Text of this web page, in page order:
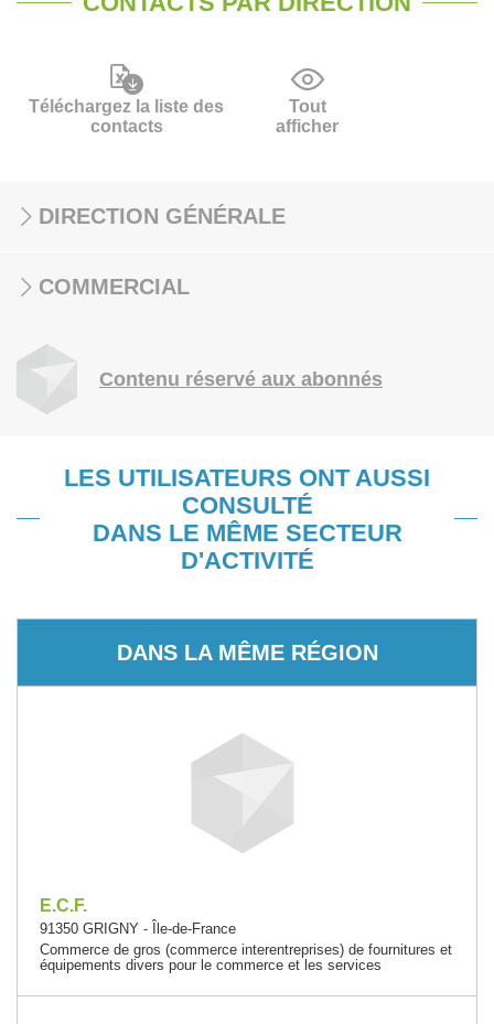
Téléchargez la liste des
contacts
Tout
afficher
DIRECTION GÉNÉRALE
COMMERCIAL
Contenu réservé aux abonnés
LES UTILISATEURS ONT AUSSI
CONSULTÉ
DANS LE MÊME SECTEUR
D'ACTIVITÉ
DANS LA MÊME RÉGION
E.C.F.
91350 GRIGNY - Île-de-France
Commerce de gros (commerce interentreprises) de fournitures et
équipements divers pour le commerce et les services